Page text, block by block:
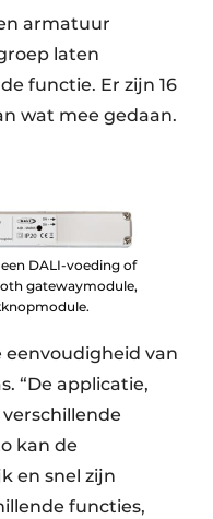
armatuur
laten
functie. Er zijn 16
wat mee gedaan.
DALI-voeding of
gatewaymodule,
eenvoudigheid van
“De applicatie,
kan de
en snel zijn
functies,